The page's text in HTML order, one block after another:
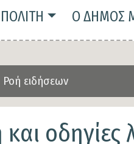
Ο ΔΗΜΟΣ
Ροή ειδήσεων
οδηγίες